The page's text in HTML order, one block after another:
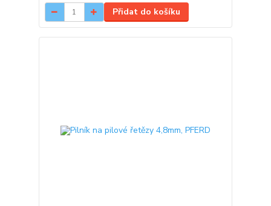
Přidat do košíku